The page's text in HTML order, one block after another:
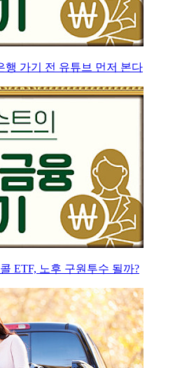
행 가기 전 유튜브 먼저 본다
ETF, 노후 구원투수 될까?